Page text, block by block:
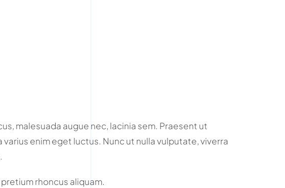
malesuada augue nec, lacinia sem. Praesent ut
enim eget luctus. Nunc ut nulla vulputate, viverra
rhoncus aliquam.